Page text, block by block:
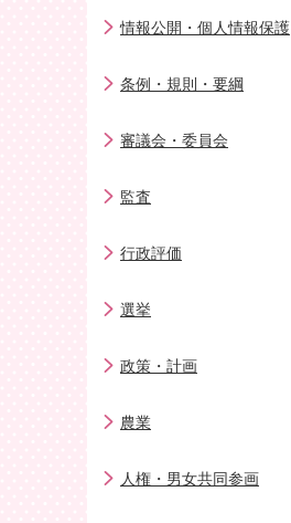
情報公開・個人情報保護
条例・規則・要綱
審議会・委員会
監査
行政評価
選挙
政策・計画
農業
人権・男女共同参画